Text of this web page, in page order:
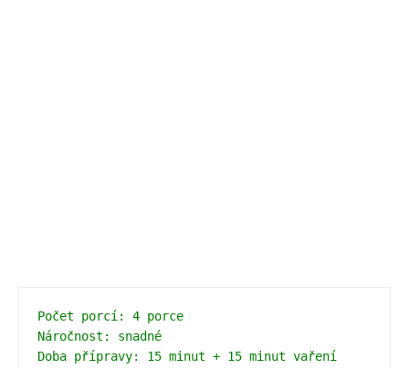
Počet porcí: 4 porce
Náročnost: snadné
Doba přípravy: 15 minut + 15 minut vaření